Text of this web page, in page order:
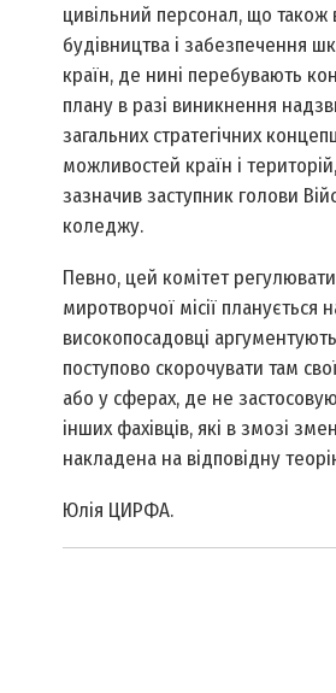
цивільний персонал, що також
будівництва і забезпечення
країн, де нині перебувають
плану в разі виникнення
загальних стратегічних
можливостей країн і
зазначив заступник голови
коледжу.
Певно, цей комітет
миротворчої місії планується
високопосадовці
поступово скорочувати там
або у сферах, де не
інших фахівців, які в змозі
накладена на відповідну
Юлія ЦИРФА.